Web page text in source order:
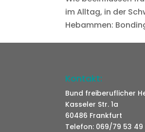
im Alltag, in der
Hebammen:
Kontakt:
Bund freiberuflicher
Kasseler Str. 1a
60486 Frankfurt
Telefon: 069/79 53 49